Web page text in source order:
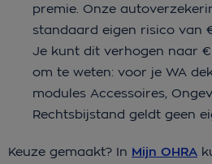
premie. Onze
standaard eigen risico van
Je kunt dit verhogen naar
om te weten: voor je WA
modules Accessoires,
Rechtsbijstand geldt geen
Keuze gemaakt? In Mijn OHRA